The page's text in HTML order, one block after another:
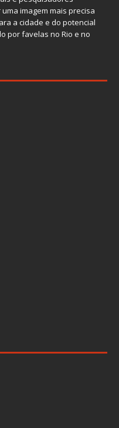
imagem mais precisa
a cidade e do potencial
por favelas no Rio e no